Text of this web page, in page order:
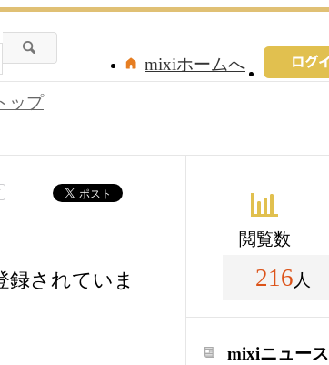
mixiホームへ
ップ
録されていま
閲覧数
216 人
mixiニュース